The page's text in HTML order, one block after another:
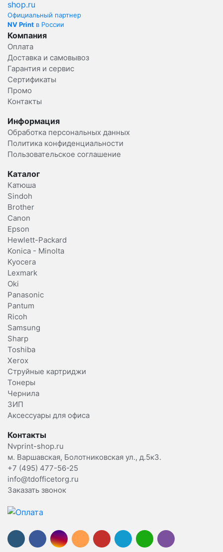
Официальный партнер
NV Print в России
Компания
Оплата
Доставка и самовывоз
Гарантия и сервис
Сертификаты
Промо
Контакты
Информация
Обработка персональных данных
Политика конфиденциальности
Пользовательское соглашение
Каталог
Катюша
Sindoh
Brother
Canon
Epson
Hewlett-Packard
Konica - Minolta
Kyocera
Lexmark
Oki
Panasonic
Pantum
Ricoh
Samsung
Sharp
Toshiba
Xerox
Струйные картриджи
Тонеры
Чернила
ЗИП
Аксессуары для офиса
Контакты
Nvprint-shop.ru
м. Варшавская, Болотниковская ул., д.5к3.
+7 (495) 477-56-25
info@tdofficetorg.ru
Заказать звонок